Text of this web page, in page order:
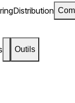
Distribution
Outils